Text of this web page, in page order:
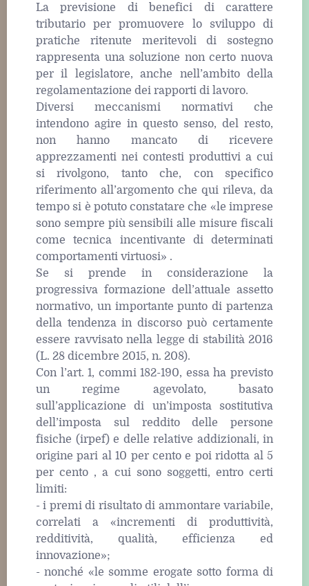
La previsione di benefici di carattere
tributario per promuovere lo sviluppo di
pratiche ritenute meritevoli di sostegno
rappresenta una soluzione non certo nuova
per il legislatore, anche nell’ambito della
regolamentazione dei rapporti di lavoro.
Diversi meccanismi normativi che
intendono agire in questo senso, del resto,
non hanno mancato di ricevere
apprezzamenti nei contesti produttivi a cui
si rivolgono, tanto che, con specifico
riferimento all’argomento che qui rileva, da
tempo si è potuto constatare che «le imprese
sono sempre più sensibili alle misure fiscali
come tecnica incentivante di determinati
comportamenti virtuosi» .
Se si prende in considerazione la
progressiva formazione dell’attuale assetto
normativo, un importante punto di partenza
della tendenza in discorso può certamente
essere ravvisato nella legge di stabilità 2016
(L. 28 dicembre 2015, n. 208).
Con l’art. 1, commi 182-190, essa ha previsto
un regime agevolato, basato
sull’applicazione di un’imposta sostitutiva
dell’imposta sul reddito delle persone
fisiche (irpef) e delle relative addizionali, in
origine pari al 10 per cento e poi ridotta al 5
per cento , a cui sono soggetti, entro certi
limiti:
- i premi di risultato di ammontare variabile,
correlati a «incrementi di produttività,
redditività, qualità, efficienza ed
innovazione»;
- nonché «le somme erogate sotto forma di